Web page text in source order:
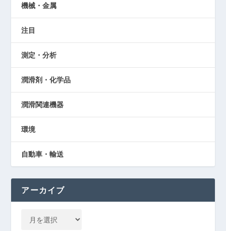
機械・金属
注目
測定・分析
潤滑剤・化学品
潤滑関連機器
環境
自動車・輸送
アーカイブ